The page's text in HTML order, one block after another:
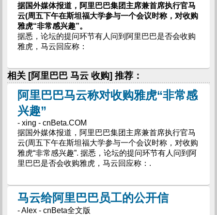
据国外媒体报道，阿里巴巴集团主席兼首席执行官马
云(周五下午在斯坦福大学参与一个会议时称，对收购
雅虎“非常感兴趣”。
据悉，论坛的提问环节有人问到阿里巴巴是否会收购
雅虎，马云回应称：
相关 [阿里巴巴 马云 收购] 推荐：
阿里巴巴马云称对收购雅虎“非常感
兴趣”
- xing - cnBeta.COM
据国外媒体报道，阿里巴巴集团主席兼首席执行官马
云(周五下午在斯坦福大学参与一个会议时称，对收购
雅虎“非常感兴趣”. 据悉，论坛的提问环节有人问到阿
里巴巴是否会收购雅虎，马云回应称：.
马云给阿里巴巴员工的公开信
- Alex - cnBeta全文版